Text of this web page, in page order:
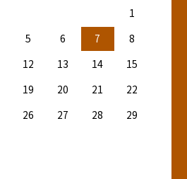
1
5 6 7
8
12 13 14
15
19 20 21
22
26 27 28
29